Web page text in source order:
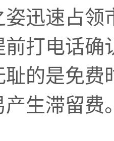
姿迅速占
前打电话
的是免费
生滞留费